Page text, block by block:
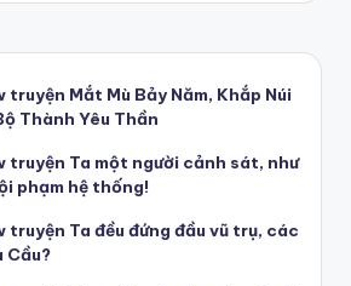
truyện Mắt Mù Bảy Năm, Khắp Núi
Thành Yêu Thần
truyện Ta một người cảnh sát, như
phạm hệ thống!
truyện Ta đều đứng đầu vũ trụ, các
Cầu?